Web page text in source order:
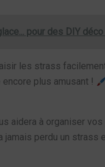
pour des DIY
les strass
plus amusant !
aidera à organiser
jamais perdu un strass